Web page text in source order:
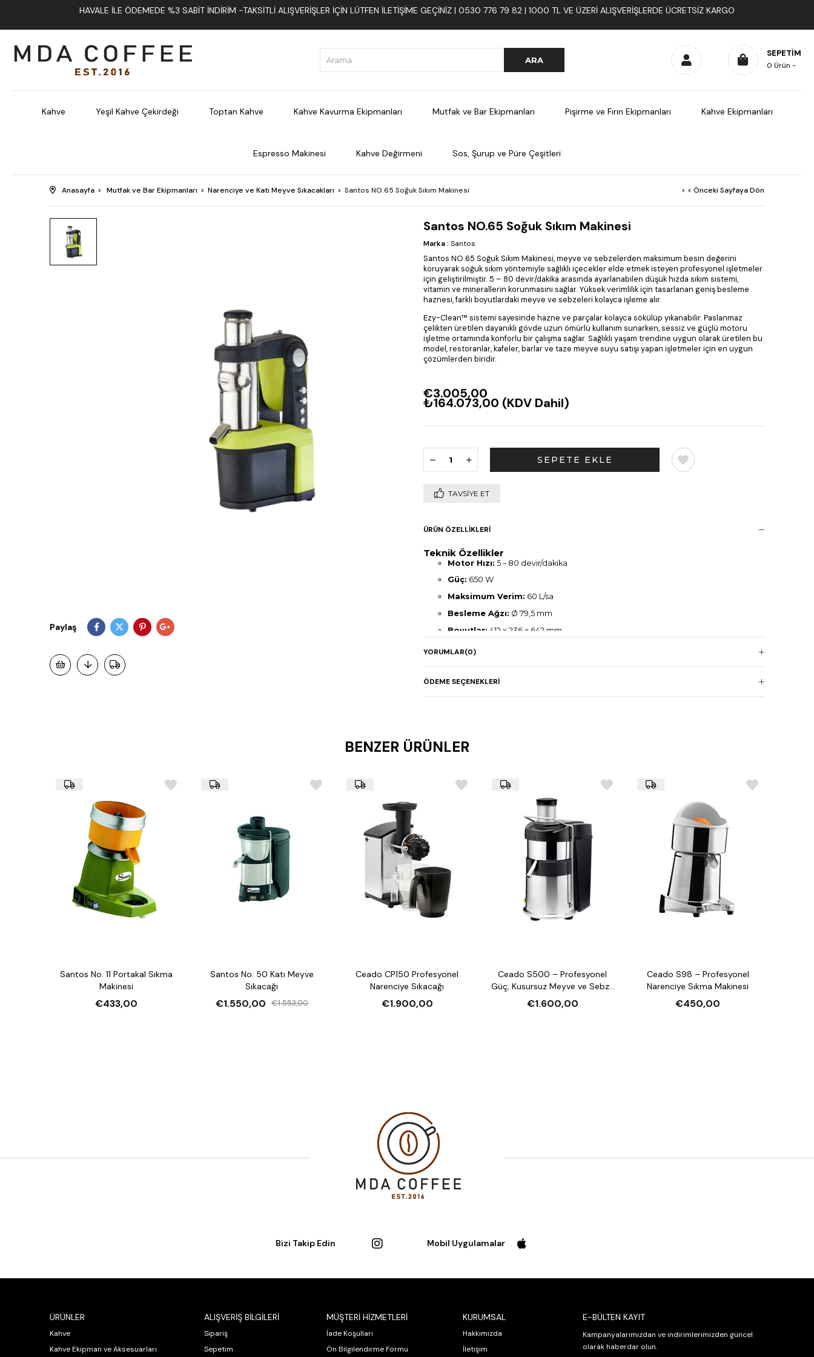
HAVALE İLE ÖDEMEDE %3 SABIT İNDIRIM -TAKSITLI ALIŞVERIŞLER İÇIN LÜTFEN ILETIŞIME GEÇINIZ | 0530 776 79 82 | 1000 TL VE ÜZERI ALIŞVERIŞLERDE ÜCRETSIZ KARGO
SEPETIM
0 Ürün
Kahve Yeşil Kahve Çekirdeği Toptan Kahve Kahve Kavurma Ekipmanları Mutfak ve Bar Ekipmanları Pişirme ve Fırın Ekipmanları Kahve Ekipmanları
Espresso Makinesi Kahve Değirmeni Sos, Şurup ve Püre Çeşitleri
Anasayfa Mutfak ve Bar Ekipmanları Narenciye ve Katı Meyve Sıkacakları Santos NO.65 Soğuk Sıkım Makinesi < < Önceki Sayfaya Dön
Paylaş
Santos NO.65 Soğuk Sıkım Makinesi
Marka: Santos
Santos NO.65 Soğuk Sıkım Makinesi, meyve ve sebzelerden maksimum besin değerini
koruyarak soğuk sıkım yöntemiyle sağlıklı içecekler elde etmek isteyen profesyonel işletmeler
için geliştirilmiştir. 5 – 80 devir/dakika arasında ayarlanabilen düşük hızda sıkım sistemi,
vitamin ve minerallerin korunmasını sağlar. Yüksek verimlilik için tasarlanan geniş besleme
haznesi, farklı boyutlardaki meyve ve sebzeleri kolayca işleme alır.
Ezy-Clean™ sistemi sayesinde hazne ve parçalar kolayca sökülüp yıkanabilir. Paslanmaz
çelikten üretilen dayanıklı gövde uzun ömürlü kullanım sunarken, sessiz ve güçlü motoru
işletme ortamında konforlu bir çalışma sağlar. Sağlıklı yaşam trendine uygun olarak üretilen bu
model, restoranlar, kafeler, barlar ve taze meyve suyu satışı yapan işletmeler için en uygun
çözümlerden biridir.
€3.005,00
₺164.073,00 (KDV Dahil)
TAVSIYE ET
ÜRÜN ÖZELLIKLERI
Teknik Özellikler
Motor Hızı: 5 – 80 devir/dakika
Güç: 650 W
Maksimum Verim: 60 L/sa
Besleme Ağzı: Ø 79,5 mm
Boyutlar: 412 x 236 x 642 mm
Net Ağırlık:
Malzeme:Paslanmaz çelik gövde, dayanıklı ve hijyenik parçalar
YORUMLAR(0)
ÖDEME SEÇENEKLERI
BENZER ÜRÜNLER
Santos No. 11 Portakal Sıkma
Makinesi
€433,00
Santos No. 50 Katı Meyve
Sıkacağı
€1.550,00 €1.553,00
Ceado CP150 Profesyonel
Narenciye Sıkacağı
€1.900,00
Ceado S500 – Profesyonel
Güç, Kusursuz Meyve ve Sebze
Sıkma
€1.600,00
Ceado S98 – Profesyonel
Narenciye Sıkma Makinesi
€450,00
Bizi Takip Edin Mobil Uygulamalar
ÜRÜNLER
Kahve
Kahve Ekipman ve Aksesuarları
ALIŞVERİŞ BİLGİLERİ
Sipariş
Sepetim
MÜŞTERİ HİZMETLERİ
İade Koşulları
Ön Bilgilendirme Formu
KURUMSAL
Hakkımızda
İletişim
E-BÜLTEN KAYIT
Kampanyalarımızdan ve indirimlerimizden güncel
olarak haberdar olun.